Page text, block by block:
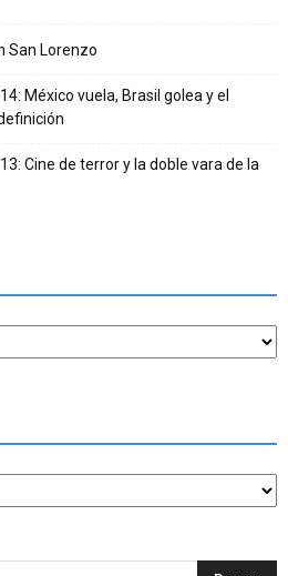
San Lorenzo
México vuela, Brasil golea y el
Cine de terror y la doble vara de la